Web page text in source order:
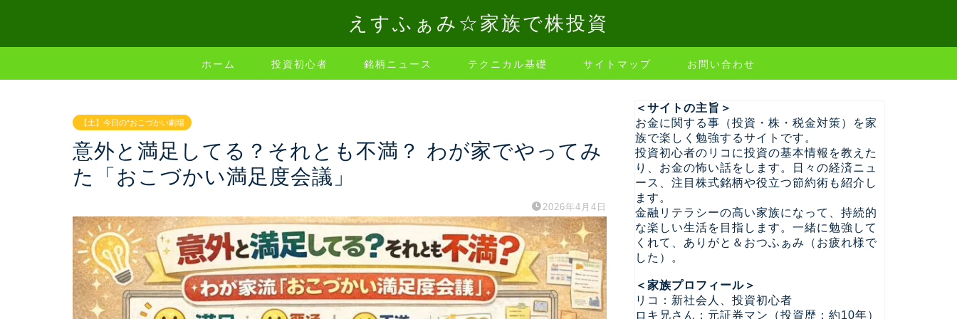
えすふぁみ☆家族で株投資
ホーム 投資初心者 銘柄ニュース テクニカル基礎 サイトマップ お問い合わせ
【土】今日の“おこづかい劇場
意外と満足してる？それとも不満？ わが家でやってみ
た「おこづかい満足度会議」
2026年4月4日
＜サイトの主旨＞
お金に関する事（投資・株・税金対策）を家
族で楽しく勉強するサイトです。
投資初心者のリコに投資の基本情報を教えた
り、お金の怖い話をします。日々の経済ニュ
ース、注目株式銘柄や役立つ節約術も紹介し
ます。
金融リテラシーの高い家族になって、持続的
な楽しい生活を目指します。一緒に勉強して
くれて、ありがと＆おつふぁみ（お疲れ様で
した）。
＜家族プロフィール＞
リコ：新社会人、投資初心者
ロキ兄さん：元証券マン（投資歴：約10年）